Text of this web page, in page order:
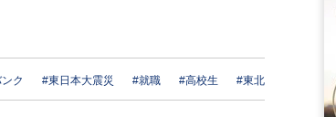
ク #東日本大震災 #就職 #高校生 #東北